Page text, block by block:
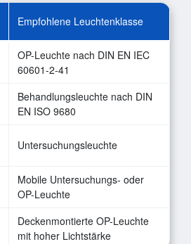
Empfohlene Leuchtenklasse
OP-Leuchte nach DIN EN IEC
60601-2-41
Behandlungsleuchte nach DIN
EN ISO 9680
Untersuchungsleuchte
Mobile Untersuchungs- oder
OP-Leuchte
Deckenmontierte OP-Leuchte
mit hoher Lichtstärke